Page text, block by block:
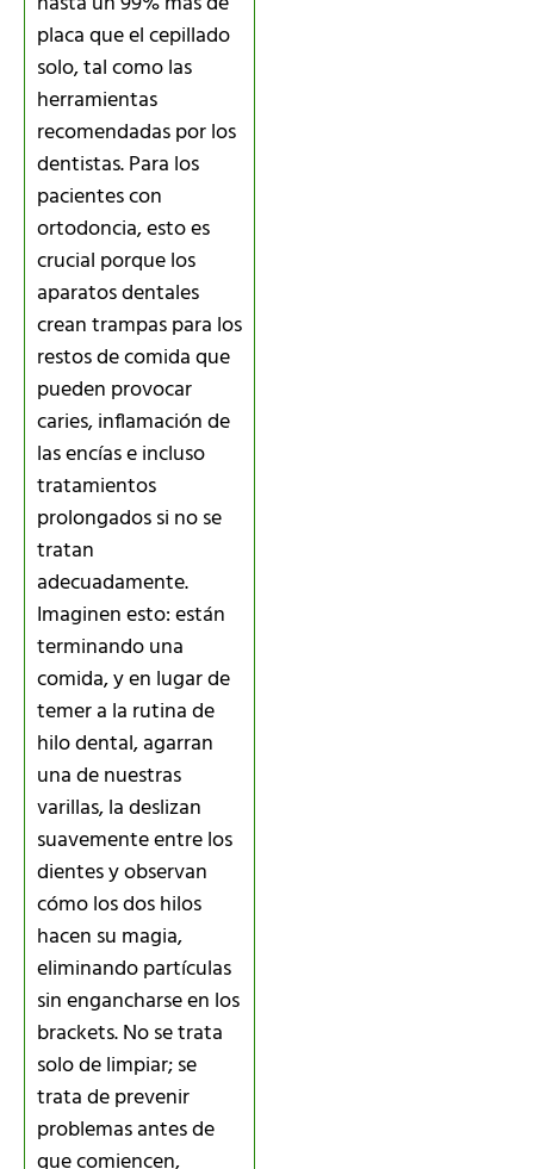
placa que el cepillado
solo, tal como las
herramientas
recomendadas por los
dentistas. Para los
pacientes con
ortodoncia, esto es
crucial porque los
aparatos dentales
crean trampas para los
restos de comida que
pueden provocar
caries, inflamación de
las encías e incluso
tratamientos
prolongados si no se
tratan
adecuadamente.
Imaginen esto: están
terminando una
comida, y en lugar de
temer a la rutina de
hilo dental, agarran
una de nuestras
varillas, la deslizan
suavemente entre los
dientes y observan
cómo los dos hilos
hacen su magia,
eliminando partículas
sin engancharse en los
brackets. No se trata
solo de limpiar; se
trata de prevenir
problemas antes de